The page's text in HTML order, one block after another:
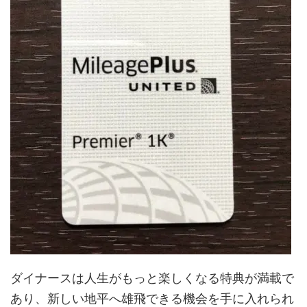
ダイナースは人生がもっと楽しくなる特典が満載で
あり、新しい地平へ雄飛できる機会を手に入れられ